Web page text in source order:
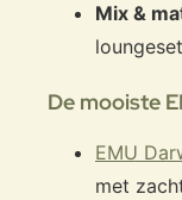
Mix &
De mooiste
EMU
met